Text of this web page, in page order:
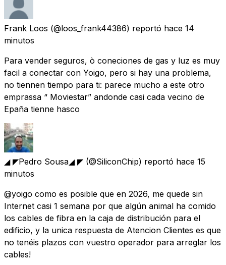
Frank Loos (@loos_frank44386) reportó hace 14
minutos
Para vender seguros, ò coneciones de gas y luz es muy
facil a conectar con Yoigo, pero si hay una problema,
no tiennen tiempo para ti: parece mucho a este otro
emprassa “ Moviestar” andonde casi cada vecino de
Epaña tienne hasco
◢ ◤Pedro Sousa◢ ◤ (@SiliconChip) reportó hace 15
minutos
@yoigo como es posible que en 2026, me quede sin
Internet casi 1 semana por que algún animal ha comido
los cables de fibra en la caja de distribución para el
edificio, y la unica respuesta de Atencion Clientes es que
no tenéis plazos con vuestro operador para arreglar los
cables!